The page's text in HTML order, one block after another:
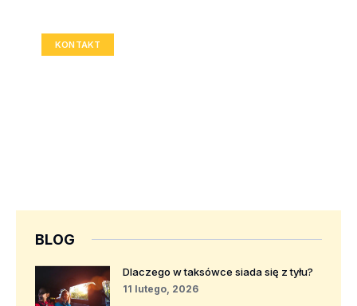
KONTAKT
BLOG
Dlaczego w taksówce siada się z tyłu?
11 lutego, 2026